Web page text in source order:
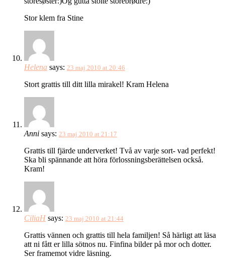
Stor klem fra Stine
Helena says: 23 maj 2010 at 20:46
Stort grattis till ditt lilla mirakel! Kram Helena
Anni says: 23 maj 2010 at 21:17
Grattis till fjärde underverket! Två av varje sort- vad perfekt!
Ska bli spännande att höra förlossningsberättelsen också.
Kram!
CiliaH says: 23 maj 2010 at 21:44
Grattis vännen och grattis till hela familjen! Så härligt att läsa
att ni fått er lilla sötnos nu. Finfina bilder på mor och dotter.
Ser framemot vidre läsning.